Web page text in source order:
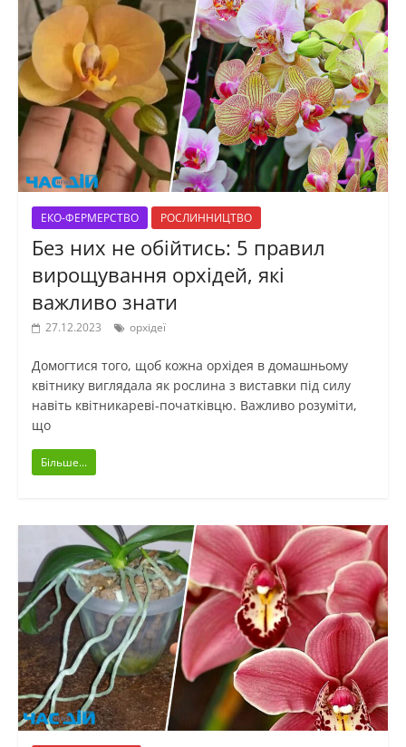
ЕКО-ФЕРМЕРСТВО РОСЛИННИЦТВО
Без них не обійтись: 5 правил
вирощування орхідей, які
важливо знати
27.12.2023 орхідеї
Домогтися того, щоб кожна орхідея в домашньому
квітнику виглядала як рослина з виставки під силу
навіть квітникареві-початківцю. Важливо розуміти,
що
Більше...